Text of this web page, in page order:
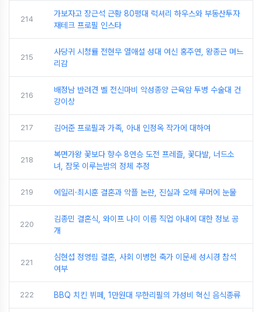
214
가보자고 장근석 근황 80평대 럭셔리 하우스와 부동산투자
재테크 프로필 인스타
215
사당귀 시청률 전현무 열애설 성대 여신 홍주연, 왕종근 며느
리감
216
배정남 반려견 벨 전신마비 악성종양 근육암 투병 수술대 건
강이상
217 김어준 프로필과 가족, 아내 인정옥 작가에 대하여
218
복면가왕 꽃보다 향수 8연승 도전 프레즐, 꽃다발, 너드소
녀, 잠못 이루는밤의 정체 추정
219 에일리·최시훈 결혼과 악플 논란, 진실과 오해 루머에 눈물
220
김종민 결혼식, 와이프 나이 이름 직업 아내에 대한 정보 공
개
221
심현섭 정영림 결혼, 사회 이병헌 축가 이문세 성시경 참석
여부
222 BBQ 치킨 뷔페, 1만원대 무한리필의 가성비 혁신 음식종류